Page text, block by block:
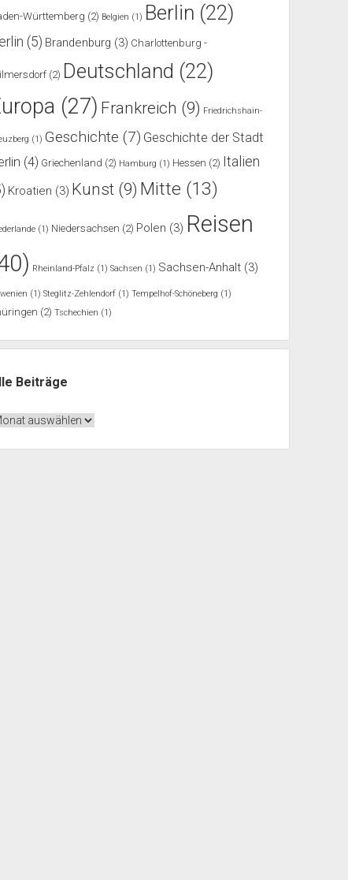
Württemberg (2) Belgien (1) Berlin (22)
(5) Brandenburg (3) Charlottenburg -
(2) Deutschland (22)
(27) Frankreich (9) Friedrichshain-
(1) Geschichte (7) Geschichte der Stadt
(4) Griechenland (2) Hamburg (1) Hessen (2) Italien
Kroatien (3) Kunst (9) Mitte (13)
(1) Niedersachsen (2) Polen (3) Reisen
Rheinland-Pfalz (1) Sachsen (1) Sachsen-Anhalt (3)
(1) Steglitz-Zehlendorf (1) Tempelhof-Schöneberg (1)
(2) Tschechien (1)
Beiträge